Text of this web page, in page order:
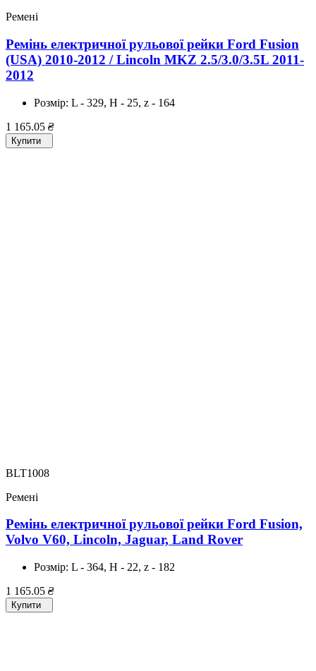
Ремені
Ремінь електричної рульової рейки Ford Fusion
(USA) 2010-2012 / Lincoln MKZ 2.5/3.0/3.5L 2011-
2012
Розмір: L - 329, H - 25, z - 164
1 165.05 ₴
Купити
BLT1008
Ремені
Ремінь електричної рульової рейки Ford Fusion,
Volvo V60, Lincoln, Jaguar, Land Rover
Розмір: L - 364, H - 22, z - 182
1 165.05 ₴
Купити